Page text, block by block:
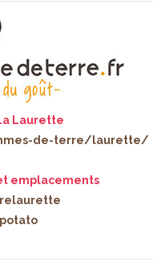
Laurette
de-terre/laurette/
emplacements